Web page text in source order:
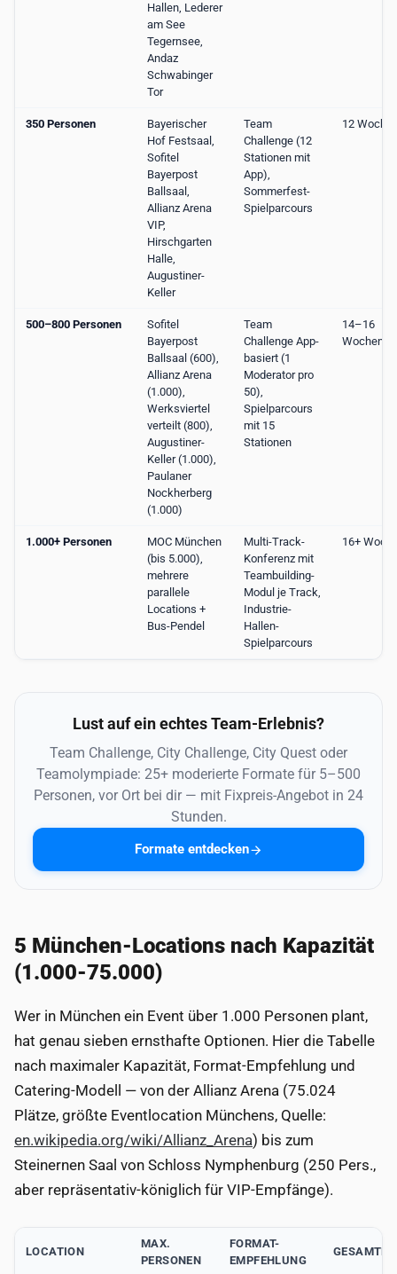
Hallen, Lederer
am See
Tegernsee,
Andaz
Schwabinger
Tor
350 Personen
Bayerischer
Hof Festsaal,
Sofitel
Bayerpost
Ballsaal,
Allianz Arena
VIP,
Hirschgarten
Halle,
Augustiner-
Keller
Team
Challenge (12
Stationen mit
App),
Sommerfest-
Spielparcours
12
500–800 Personen
Sofitel
Bayerpost
Ballsaal (600),
Allianz Arena
(1.000),
Werksviertel
verteilt (800),
Augustiner-
Keller (1.000),
Paulaner
Nockherberg
(1.000)
Team
Challenge App-
basiert (1
Moderator pro
50),
Spielparcours
mit 15
Stationen
14–16
Wochen
1.000+ Personen
MOC München
(bis 5.000),
mehrere
parallele
Locations +
Bus-Pendel
Multi-Track-
Konferenz mit
Teambuilding-
Modul je Track,
Industrie-
Hallen-
Spielparcours
16+
Lust auf ein echtes Team-Erlebnis?
Team Challenge, City Challenge, City Quest oder
Teamolympiade: 25+ moderierte Formate für 5–500
Personen, vor Ort bei dir — mit Fixpreis-Angebot in 24
Stunden.
Formate entdecken
5 München-Locations nach Kapazität
(1.000-75.000)
Wer in München ein Event über 1.000 Personen plant,
hat genau sieben ernsthafte Optionen. Hier die Tabelle
nach maximaler Kapazität, Format-Empfehlung und
Catering-Modell — von der Allianz Arena (75.024
Plätze, größte Eventlocation Münchens, Quelle:
en.wikipedia.org/wiki/Allianz_Arena) bis zum
Steinernen Saal von Schloss Nymphenburg (250 Pers.,
aber repräsentativ-königlich für VIP-Empfänge).
LOCATION
MAX.
PERSONEN
FORMAT-
EMPFEHLUNG